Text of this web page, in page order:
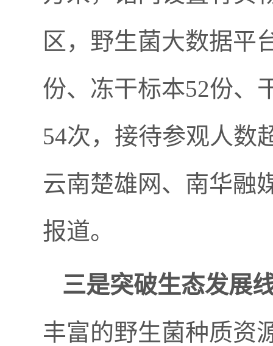
区，野生菌大数据平
份、冻干标本52份、
54次，接待参观人数
云南楚雄网、南华融
报道。
三是突破生态发展
丰富的野生菌种质资